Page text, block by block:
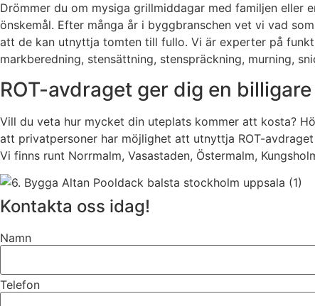
Drömmer du om mysiga grillmiddagar med familjen
önskemål. Efter många år i byggbranschen vet vi vad
att de kan utnyttja tomten till fullo. Vi är experter på
markberedning, stensättning, stenspräckning, murning,
ROT-avdraget ger dig en
Vill du veta hur mycket din uteplats kommer att kosta?
att privatpersoner har möjlighet att utnyttja ROT-
Vi finns runt Norrmalm, Vasastaden, Östermalm,
Kontakta oss idag!
Namn
Telefon